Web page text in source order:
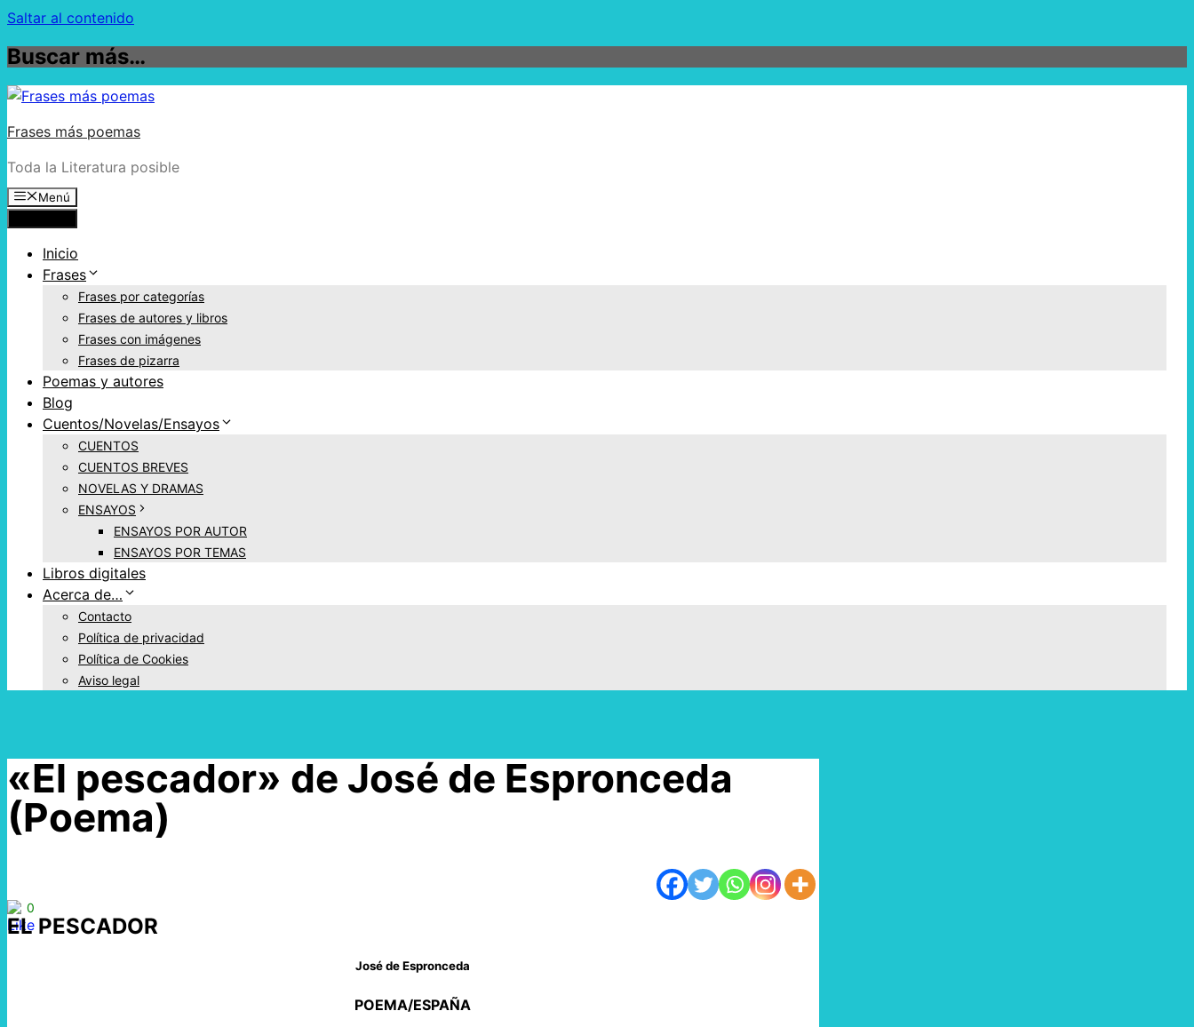
Saltar al contenido
Buscar más…
Frases más poemas
Toda la Literatura posible
Menú
Inicio
Frases
Frases por categorías
Frases de autores y libros
Frases con imágenes
Frases de pizarra
Poemas y autores
Blog
Cuentos/Novelas/Ensayos
CUENTOS
CUENTOS BREVES
NOVELAS Y DRAMAS
ENSAYOS
ENSAYOS POR AUTOR
ENSAYOS POR TEMAS
Libros digitales
Acerca de…
Contacto
Política de privacidad
Política de Cookies
Aviso legal
«El pescador» de José de Espronceda
(Poema)
0
EL PESCADOR
José de Espronceda
POEMA/ESPAÑA